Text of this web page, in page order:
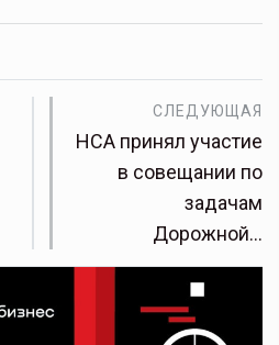
СЛЕДУЮЩАЯ
НСА принял участие
в совещании по
задачам
Дорожной…